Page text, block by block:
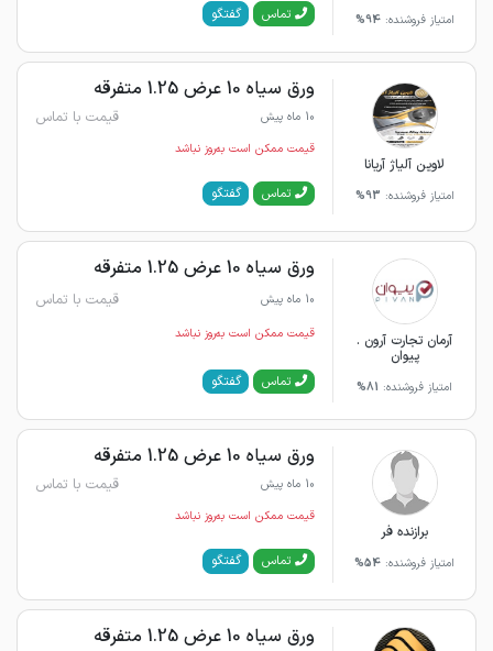
امتیاز فروشنده:94% تماس گفتگو
لاوین آلیاژ آریانا
امتیاز فروشنده: 93%
ورق سیاه 10 عرض 1.25 متفرقه
10 ماه پیش قیمت با تماس
قیمت ممکن است به‌روز نباشد
تماس گفتگو
آرمان تجارت آرون .
پیوان
امتیاز فروشنده: 81%
ورق سیاه 10 عرض 1.25 متفرقه
10 ماه پیش قیمت با تماس
قیمت ممکن است به‌روز نباشد
تماس گفتگو
برازنده فر
امتیاز فروشنده: 54%
ورق سیاه 10 عرض 1.25 متفرقه
10 ماه پیش قیمت با تماس
قیمت ممکن است به‌روز نباشد
تماس گفتگو
ورق سیاه 10 عرض 1.25 متفرقه